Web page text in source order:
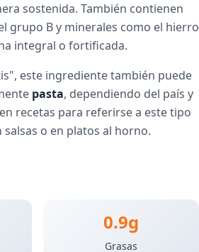
sostenida. También contienen
grupo B y minerales como el hierro
integral o fortificada.
este ingrediente también puede
pasta, dependiendo del país y
recetas para referirse a este tipo
o en platos al horno.
0.9g
Grasas